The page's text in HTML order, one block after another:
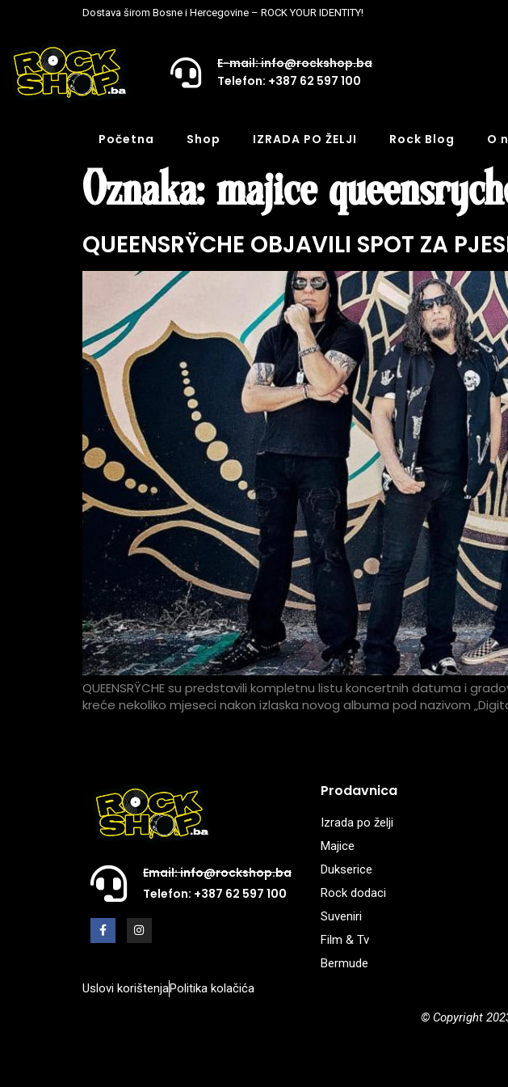
Dostava širom Bosne i Hercegovine – ROCK YOUR IDENTITY!
E-mail: info@rockshop.ba
Telefon: +387 62 597 100
Početna Shop IZRADA PO ŽELJI Rock Blog O
Oznaka: majice
QUEENSRŸCHE OBJAVILI SPOT ZA
QUEENSRŸCHE su predstavili kompletnu listu koncertnih datuma i
kreće nekoliko mjeseci nakon izlaska novog albuma pod nazivom
Email: info@rockshop.ba
Telefon: +387 62 597 100
Prodavnica
Izrada po želji
Majice
Dukserice
Rock dodaci
Suveniri
Film & Tv
Bermude
Uslovi korištenjaPolitika kolačića
© Copyright